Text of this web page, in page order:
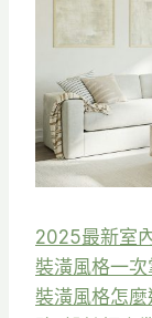
2025最新室
裝潢風格一次
裝潢風格怎